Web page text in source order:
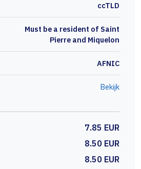
ccTLD
Must be a resident of Saint
Pierre and Miquelon
AFNIC
Bekijk
7.85 EUR
8.50 EUR
8.50 EUR